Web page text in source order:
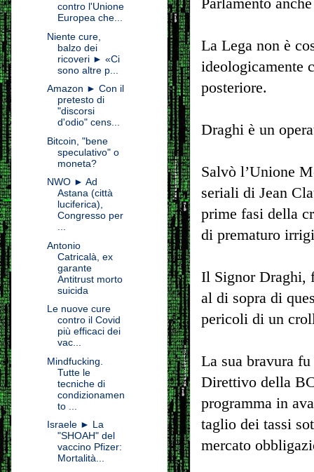
La Lega non è
ideologicamente
posteriore.
Draghi è un
Salvò l’Unione
seriali di Jean
prime fasi della
di prematuro
Il Signor Draghi,
al di sopra di
pericoli di un
La sua bravura
Direttivo della
programma in
taglio dei tassi
mercato
contro l'Unione
Europea che...
Niente cure,
balzo dei
ricoveri ► «Ci
sono altre p...
Amazon ► Con il
pretesto di
"discorsi
d'odio" cens...
Bitcoin, "bene
speculativo" o
moneta?
NWO ► Ad
Astana (città
luciferica),
Congresso per
...
Antonio
Catricalà, ex
garante
Antitrust morto
suicida
Le nuove cure
contro il Covid
più efficaci dei
vac...
Mindfucking.
Tutte le
tecniche di
condizionamen
to ...
Israele ► La
"SHOAH" del
vaccino Pfizer:
Mortalità...